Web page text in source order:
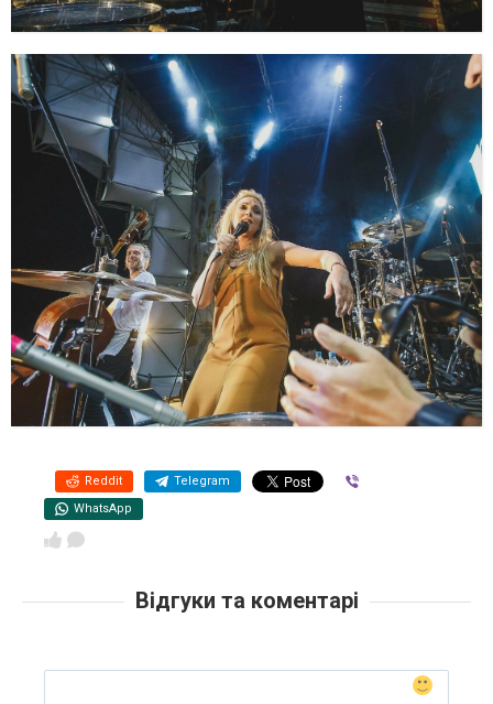
Reddit Telegram
WhatsApp
Відгуки та коментарі